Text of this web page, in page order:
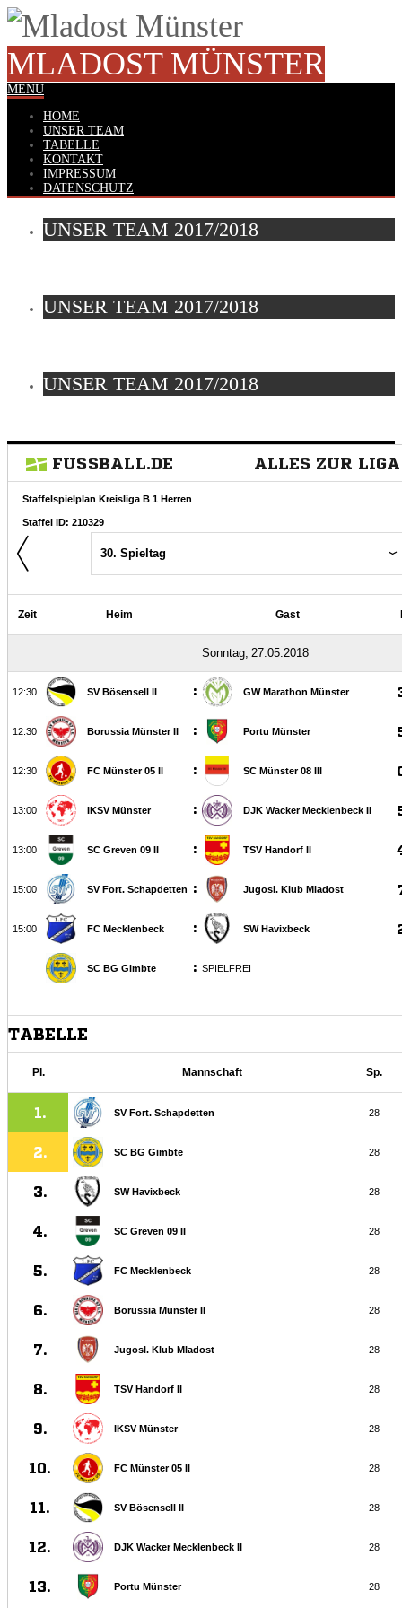
MLADOST MÜNSTER
MENÜ
HOME
UNSER TEAM
TABELLE
KONTAKT
IMPRESSUM
DATENSCHUTZ
UNSER TEAM 2017/2018
UNSER TEAM 2017/2018
UNSER TEAM 2017/2018